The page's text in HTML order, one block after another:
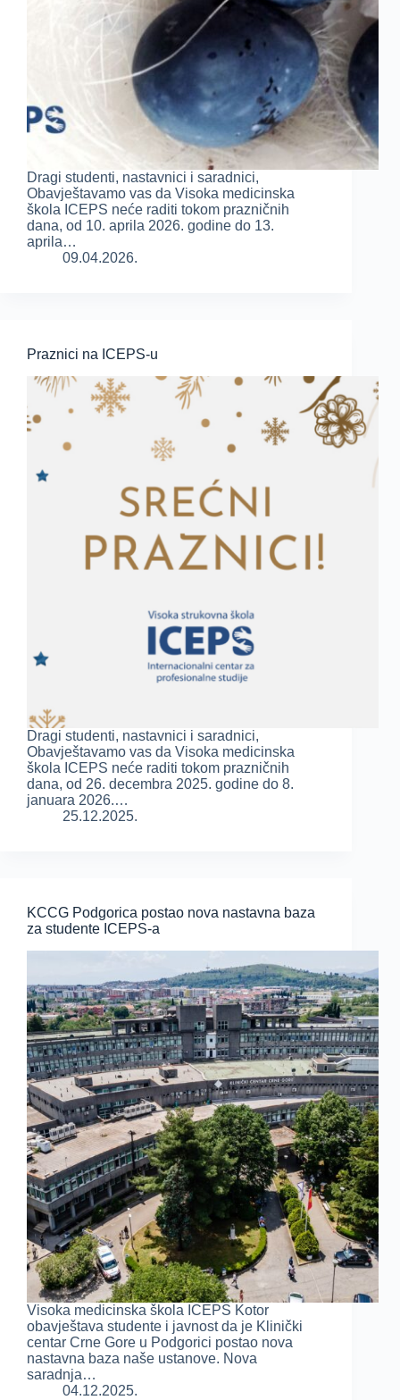
Dragi studenti, nastavnici i saradnici,
Obavještavamo vas da Visoka medicinska
škola ICEPS neće raditi tokom prazničnih
dana, od 10. aprila 2026. godine do 13.
aprila…
09.04.2026.
Praznici na ICEPS-u
Dragi studenti, nastavnici i saradnici,
Obavještavamo vas da Visoka medicinska
škola ICEPS neće raditi tokom prazničnih
dana, od 26. decembra 2025. godine do 8.
januara 2026.…
25.12.2025.
KCCG Podgorica postao nova nastavna baza
za studente ICEPS-a
Visoka medicinska škola ICEPS Kotor
obavještava studente i javnost da je Klinički
centar Crne Gore u Podgorici postao nova
nastavna baza naše ustanove. Nova
saradnja…
04.12.2025.